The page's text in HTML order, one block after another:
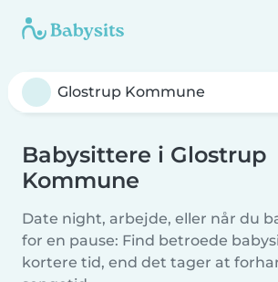
Babysittere i Glostrup
Kommune
Date night, arbejde, eller når du
for en pause: Find betroede
kortere tid, end det tager at